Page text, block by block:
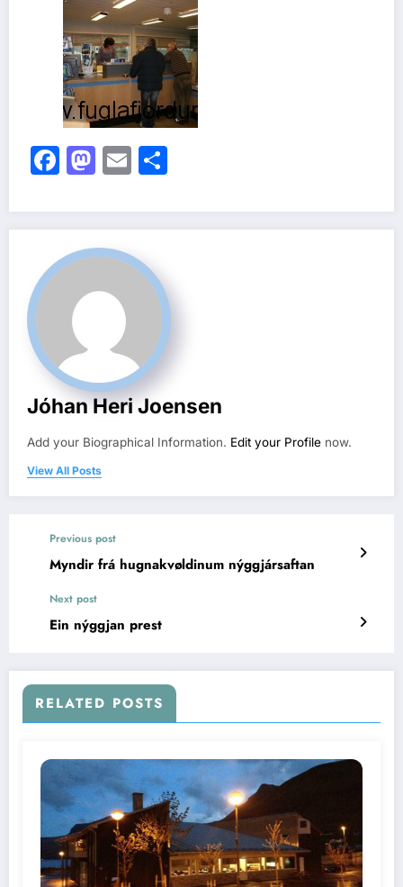
Facebook
Mastodon
Email
Jóhan Heri Joensen
Add your Biographical Information. Edit your Profile now.
View All Posts
Previous post
Myndir frá hugnakvøldinum nýggjársaftan
Next post
Ein nýggjan prest
RELATED POSTS